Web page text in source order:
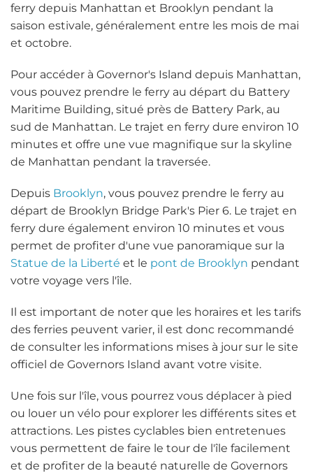
ferry depuis Manhattan et Brooklyn pendant la
saison estivale, généralement entre les mois de mai
et octobre.
Pour accéder à Governor's Island depuis Manhattan,
vous pouvez prendre le ferry au départ du Battery
Maritime Building, situé près de Battery Park, au
sud de Manhattan. Le trajet en ferry dure environ 10
minutes et offre une vue magnifique sur la skyline
de Manhattan pendant la traversée.
Depuis Brooklyn, vous pouvez prendre le ferry au
départ de Brooklyn Bridge Park's Pier 6. Le trajet en
ferry dure également environ 10 minutes et vous
permet de profiter d'une vue panoramique sur la
Statue de la Liberté et le pont de Brooklyn pendant
votre voyage vers l'île.
Il est important de noter que les horaires et les tarifs
des ferries peuvent varier, il est donc recommandé
de consulter les informations mises à jour sur le site
officiel de Governors Island avant votre visite.
Une fois sur l'île, vous pourrez vous déplacer à pied
ou louer un vélo pour explorer les différents sites et
attractions. Les pistes cyclables bien entretenues
vous permettent de faire le tour de l'île facilement
et de profiter de la beauté naturelle de Governors